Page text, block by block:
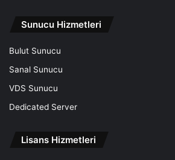
Sunucu Hizmetleri
Bulut Sunucu
Sanal Sunucu
VDS Sunucu
Dedicated Server
Lisans Hizmetleri